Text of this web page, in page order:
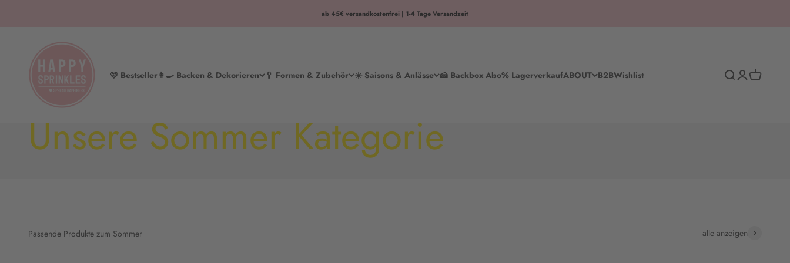
ab 45€ versandkostenfrei | 1-4 Tage Versandzeit
🩷 Bestseller👩‍🍳 Backen & Dekorieren 🥄 Formen & Zubehör ☀️ Saisons & Anlässe 🍰 Backbox Abo% LagerverkaufABOUT B2BWishlist
HAPPY SPRINKLES | D2C
SucheAnmelden
Warenkorb
Mach deinen Sommer bunt & lecker! 🎂🍓
Unsere Sommer Kategorie
Passende Produkte zum Sommer alle anzeigen